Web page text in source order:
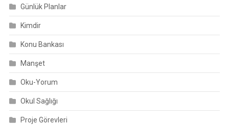
Günlük Planlar
Kimdir
Konu Bankası
Manşet
Oku-Yorum
Okul Sağlığı
Proje Görevleri